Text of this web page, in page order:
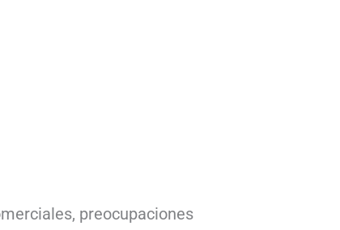
preocupaciones